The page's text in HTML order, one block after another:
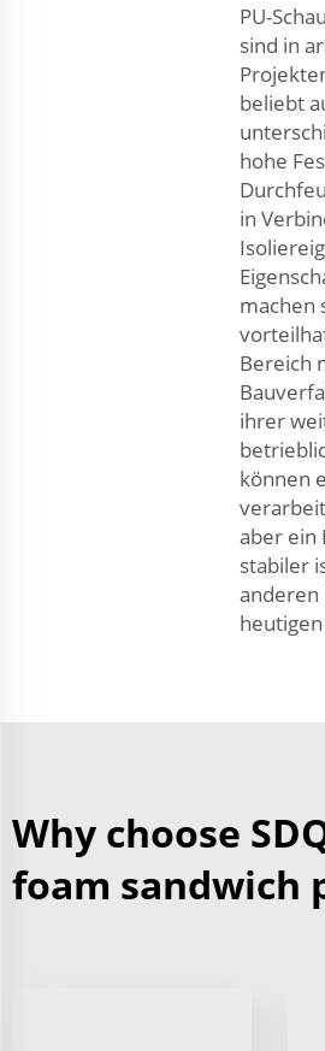
PU-
sind in
beliebt
hohe
in
machen
Bereich
ihrer
können
aber ein
stabiler
anderen
Why choose
foam sandwich